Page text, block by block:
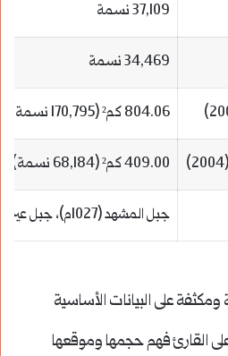
37,109 نسمة
34,469 نسمة
804.06 كم² (170,795 نسمة)
409.00 كم² (68,184 نسمة)
جبل المشهد (1027م)، جبل عين الخنازير (779م)
على البيانات الأساسية
القارئ فهم حجمها وموقعها